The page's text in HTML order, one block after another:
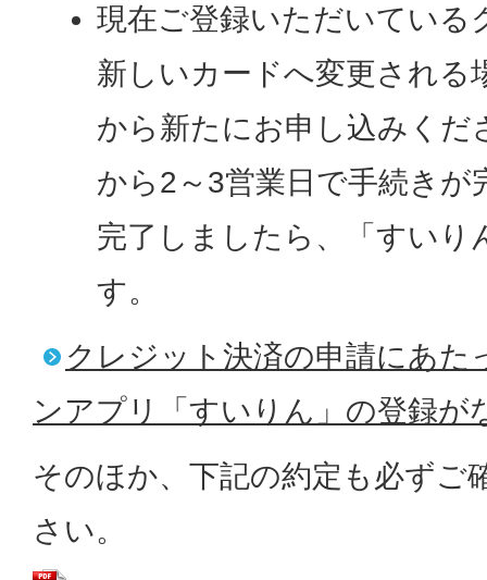
現在ご登録いただいている
新しいカードへ変更される
から新たにお申し込みくだ
から2～3営業日で手続きが
完了しましたら、「すいり
す。
クレジット決済の申請にあた
ンアプリ「すいりん」の登録が
そのほか、下記の約定も必ずご
さい。